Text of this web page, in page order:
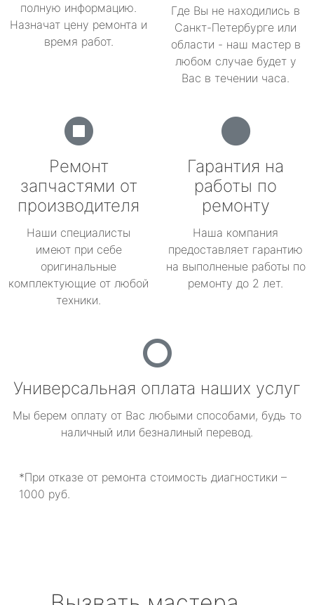
полную информацию.
Назначат цену ремонта и
время работ.
Где Вы не находились в
Санкт-Петербурге или
области - наш мастер в
любом случае будет у
Вас в течении часа.
Ремонт
запчастями от
производителя
Наши специалисты
имеют при себе
оригинальные
комплектующие от любой
техники.
Гарантия на
работы по
ремонту
Наша компания
предоставляет гарантию
на выполненые работы по
ремонту до 2 лет.
Универсальная оплата наших услуг
Мы берем оплату от Вас любыми способами, будь то
наличный или безналиный перевод.
*При отказе от ремонта стоимость диагностики –
1000 руб.